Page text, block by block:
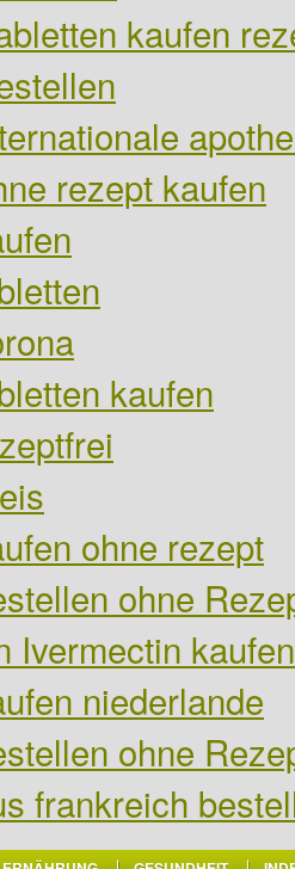
kaufen
rezept kaufen
kaufen
ohne rezept
ohne
Ivermectin kaufen
niederlande
ohne
frankreich